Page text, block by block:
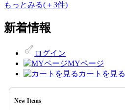
もっとみる(＋3件)
新着情報
ログイン
MYページ
カートを見る
New Items